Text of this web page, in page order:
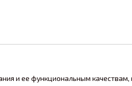
и ее функциональным